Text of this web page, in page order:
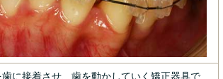
に接着させ、歯を動かしていく矯正器具で